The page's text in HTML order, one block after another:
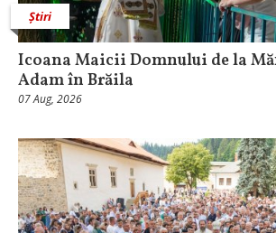
Știri
Icoana Maicii Domnului de la
Adam în Brăila
07 Aug, 2026